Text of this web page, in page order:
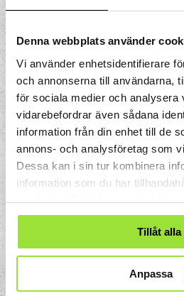
Denna webbplats använder
Vi använder enhetsidentifierare
och annonserna till användarna,
för sociala medier och analysera
vidarebefordrar även sådana
information från din enhet till de
annons- och analysföretag som
Dessa kan i sin tur kombinera
information som du har
samlat in när du har använt
Tillåt alla
Anpassa
longer. This is the
have to pay for in travel".